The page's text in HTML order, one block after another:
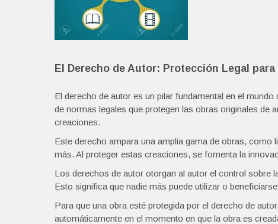
El Derecho de Autor: Protección Legal
El derecho de autor es un pilar fundamental en el
de normas legales que protegen las obras originales
creaciones.
Este derecho ampara una amplia gama de obras,
más. Al proteger estas creaciones, se fomenta la
Los derechos de autor otorgan al autor el control sobre
Esto significa que nadie más puede utilizar o
Para que una obra esté protegida por el derecho de
automáticamente en el momento en que la obra es